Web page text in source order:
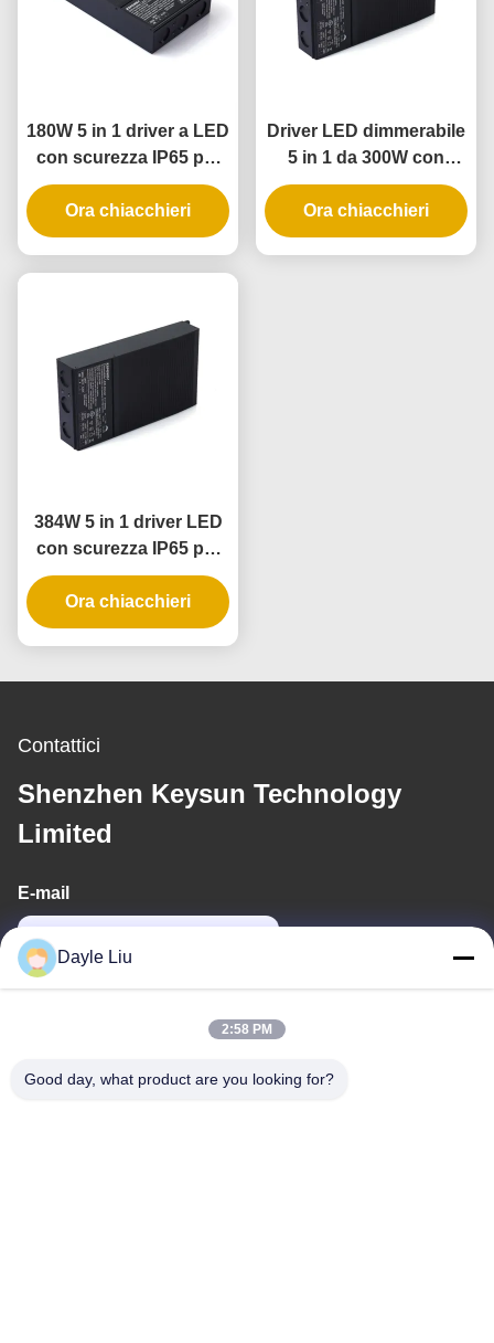
180W 5 in 1 driver a LED
con scurezza IP65 per
applicazioni di
illuminazione esterna e
interna
Ora chiacchieri
Driver LED dimmerabile
5 in 1 da 300W con
grado di protezione
IP65 per alimentatore
dimmerabile
Ora chiacchieri
384W 5 in 1 driver LED
con scurezza IP65 per
luci a strisce e pendenti
a LED
Ora chiacchieri
Contattici
Shenzhen Keysun Technology
Limited
E-mail
Dayle Liu
2:58 PM
Good day, what product are you looking for?